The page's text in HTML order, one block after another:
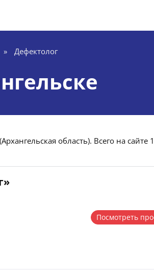
» Дефектолог
область). Всего на сайте
Посмотреть